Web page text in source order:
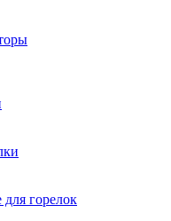
горелок